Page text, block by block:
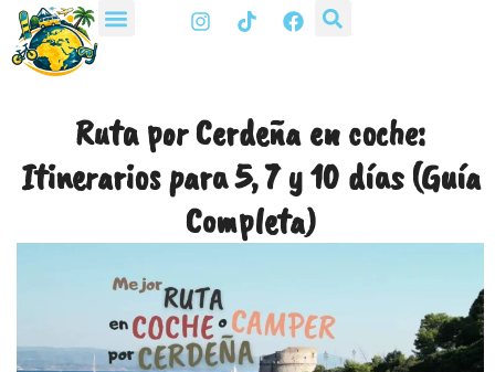
al
contenido
I
n
g
r
m
T
i
k
F
a
o
Ruta por Cerdeña en coche:
Itinerarios para 5, 7 y 10 días (Guía
Completa)